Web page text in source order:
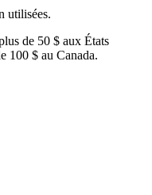
utilisées.
de 50 $ aux États
100 $ au Canada.